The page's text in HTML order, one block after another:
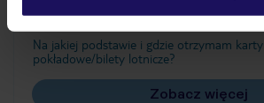
Na jakiej podstawie i gdzie otrzymam karty
pokładowe/bilety lotnicze?
Zobacz więcej